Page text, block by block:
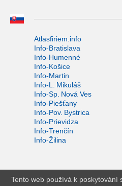
Atlasfiriem.info
Info-Bratislava
Info-Humenné
Info-Košice
Info-Martin
Info-L. Mikuláš
Info-Sp. Nová Ves
Info-Piešťany
Info-Pov. Bystrica
Info-Prievidza
Info-Trenčín
Info-Žilina
Tento web používá k poskytování